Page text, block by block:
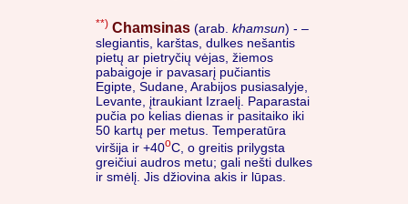
**) Chamsinas (arab. khamsun) - –
slegiantis, karštas, dulkes nešantis
pietų ar pietryčių vėjas, žiemos
pabaigoje ir pavasarį pučiantis
Egipte, Sudane, Arabijos pusiasalyje,
Levante, įtraukiant Izraelį. Paparastai
pučia po kelias dienas ir pasitaiko iki
50 kartų per metus. Temperatūra
viršija ir +40oC, o greitis prilygsta
greičiui audros metu; gali nešti dulkes
ir smėlį. Jis džiovina akis ir lūpas.